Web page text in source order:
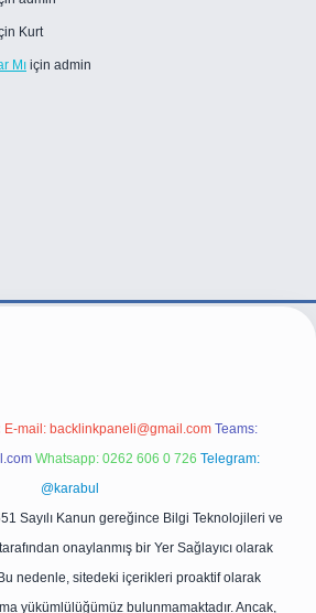
Kurt
Mı için admin
E-mail: backlinkpaneli@gmail.com Teams:
Whatsapp: 0262 606 0 726 Telegram:
@karabul
Sayılı Kanun gereğince Bilgi Teknolojileri ve
onaylanmış bir Yer Sağlayıcı olarak
nedenle, sitedeki içerikleri proaktif olarak
yükümlülüğümüz bulunmamaktadır. Ancak,